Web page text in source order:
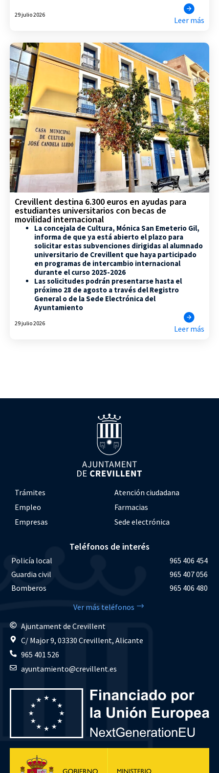
29 julio 2026
Leer más
Crevillent destina 6.300 euros en ayudas para
estudiantes universitarios con becas de
movilidad internacional
La concejala de Cultura, Mónica San Emeterio Gil,
informa de que ya está abierto el plazo para
solicitar estas subvenciones dirigidas al alumnado
universitario de Crevillent que haya participado
en programas de intercambio internacional
durante el curso 2025-2026
Las solicitudes podrán presentarse hasta el
próximo 28 de agosto a través del Registro
General o de la Sede Electrónica del
Ayuntamiento
29 julio 2026
Leer más
Trámites
Atención ciudadana
Empleo
Farmacias
Empresas
Sede electrónica
Teléfonos de interés
Policía local
965 406 454
Guardia civil
965 407 056
Bomberos
965 406 480
Ver más teléfonos
Ajuntament de Crevillent
C/ Major 9, 03330 Crevillent, Alicante
965 401 526
ayuntamiento@crevillent.es